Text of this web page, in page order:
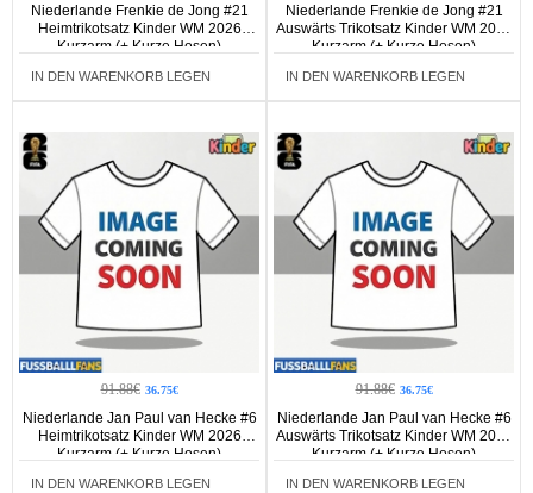
Niederlande Frenkie de Jong #21
Heimtrikotsatz Kinder WM 2026
Kurzarm (+ Kurze Hosen)
IN DEN WARENKORB LEGEN
Niederlande Frenkie de Jong #21
Auswärts Trikotsatz Kinder WM 2026
Kurzarm (+ Kurze Hosen)
IN DEN WARENKORB LEGEN
91.88€ 36.75€
Niederlande Jan Paul van Hecke #6
Heimtrikotsatz Kinder WM 2026
Kurzarm (+ Kurze Hosen)
IN DEN WARENKORB LEGEN
91.88€ 36.75€
Niederlande Jan Paul van Hecke #6
Auswärts Trikotsatz Kinder WM 2026
Kurzarm (+ Kurze Hosen)
IN DEN WARENKORB LEGEN